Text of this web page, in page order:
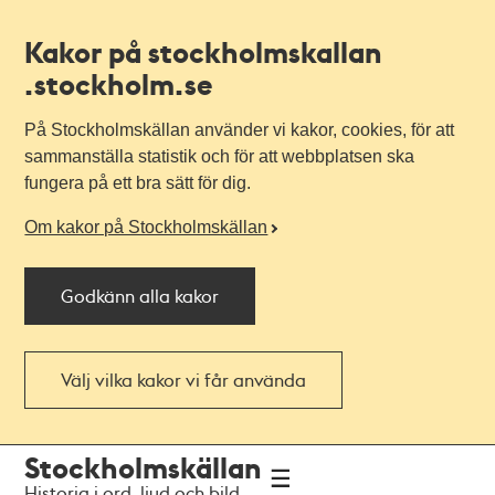
Kakor på stockholmskallan
.stockholm.se
På Stockholmskällan använder vi kakor, cookies, för att
sammanställa statistik och för att webbplatsen ska
fungera på ett bra sätt för dig.
Om kakor på Stockholmskällan
Godkänn alla kakor
Välj vilka kakor vi får använda
navigationen
huvudinnehållet
Stockholmskällan